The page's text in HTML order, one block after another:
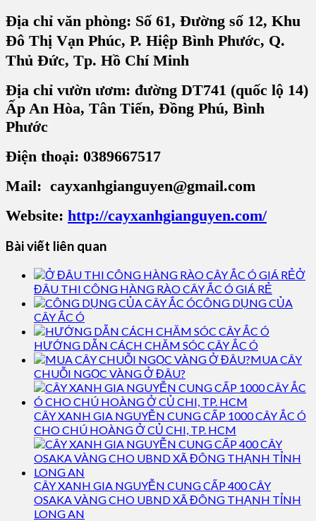
Địa chỉ văn phòng: Số 61, Đường số 12, Khu
Đô Thị Vạn Phúc, P. Hiệp Bình Phước, Q.
Thủ Đức, Tp. Hồ Chí Minh
Địa chỉ vườn ươm: đường DT741 (quốc lộ 14)
Ấp An Hòa, Tân Tiến, Đồng Phú, Bình
Phước
Điện thoại: 0389667517
Mail: cayxanhgianguyen@gmail.com
Website: http://cayxanhgianguyen.com/
Bài viết liên quan
Ở
ĐÂU THI CÔNG HÀNG RÀO CÂY ẮC Ó GIÁ RẺ
CÔNG DỤNG CỦA
CÂY ẮC Ó
HƯỚNG DẪN CÁCH CHĂM SÓC CÂY ẮC Ó
MUA CÂY
CHUỖI NGỌC VÀNG Ở ĐÂU?
CÂY XANH GIA NGUYỄN CUNG CẤP 1000 CÂY ẮC Ó
CHO CHÚ HOÀNG Ở CỦ CHI, TP. HCM
CÂY XANH GIA NGUYỄN CUNG CẤP 400 CÂY
OSAKA VÀNG CHO UBND XÃ ĐÔNG THẠNH TỈNH
LONG AN